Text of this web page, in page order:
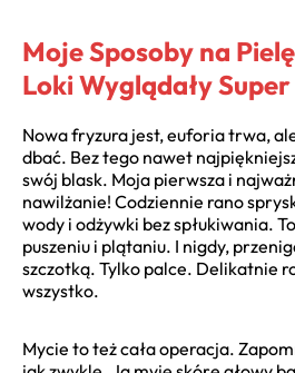
Moje Sposoby na
Loki Wyglądały Super
Nowa fryzura jest, euforia trwa,
dbać. Bez tego nawet
swój blask. Moja pierwsza i
nawilżanie! Codziennie rano
wody i odżywki bez spłukiwania.
puszeniu i plątaniu. I nigdy,
szczotką. Tylko palce. Delikatnie
wszystko.
Mycie to też cała operacja.